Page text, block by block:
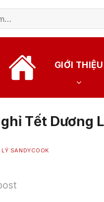
GIỚI THIỆU
Tết Dương
LÝ SANDYCOOK